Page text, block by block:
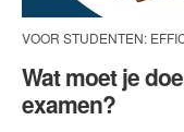
VOOR STUDENTEN:
Wat moet je
examen?